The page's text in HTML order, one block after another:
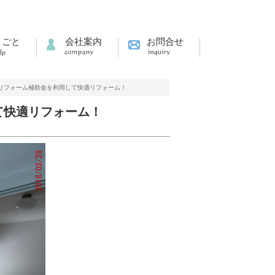
と 会社案内 お問合せ
フォーム補助金を利用して快適リフォーム！
適リフォーム！